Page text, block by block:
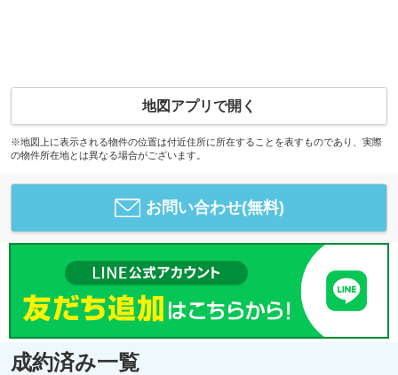
地図アプリで開く
※地図上に表示される物件の位置は付近住所に所在することを表すものであり、実際
の物件所在地とは異なる場合がございます。
お問い合わせ(無料)
成約済み一覧